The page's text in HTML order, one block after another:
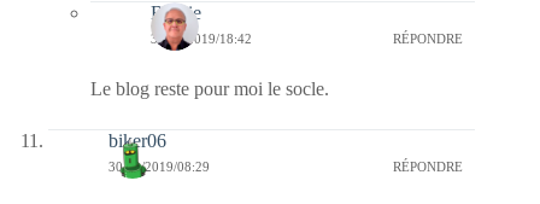
Bernie
30/12/2019/18:42 RÉPONDRE
Le blog reste pour moi le socle.
biker06
30/12/2019/08:29 RÉPONDRE